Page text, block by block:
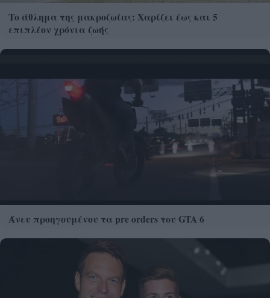
Το άθλημα της μακροζωίας: Χαρίζει έως και 5
επιπλέον χρόνια ζωής
Άνευ προηγουμένου τα pre orders του GTA 6